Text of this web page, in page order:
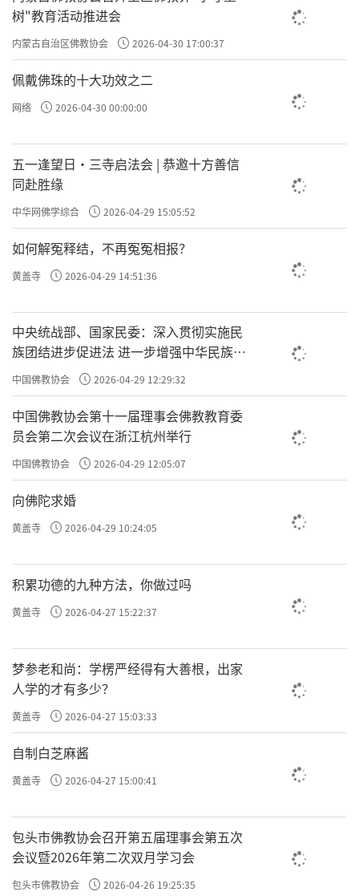
树"教育活动推进会
内蒙古自治区佛教协会 2026-04-30 17:00:37
佩戴佛珠的十大功效之二
网络 2026-04-30 00:00:00
五一逢望日・三寺启法会 | 恭邀十方善信
同赴胜缘
中华网佛学综合 2026-04-29 15:05:52
如何解冤释结，不再冤冤相报？
黄盖寺 2026-04-29 14:51:36
中央统战部、国家民委：深入贯彻实施民
族团结进步促进法 进一步增强中华民族凝
聚力向心力
中国佛教协会 2026-04-29 12:29:32
中国佛教协会第十一届理事会佛教教育委
员会第二次会议在浙江杭州举行
中国佛教协会 2026-04-29 12:05:07
向佛陀求婚
黄盖寺 2026-04-29 10:24:05
积累功德的九种方法，你做过吗
黄盖寺 2026-04-27 15:22:37
梦参老和尚：学楞严经得有大善根，出家
人学的才有多少？
黄盖寺 2026-04-27 15:03:33
自制白芝麻酱
黄盖寺 2026-04-27 15:00:41
包头市佛教协会召开第五届理事会第五次
会议暨2026年第二次双月学习会
包头市佛教协会 2026-04-26 19:25:35